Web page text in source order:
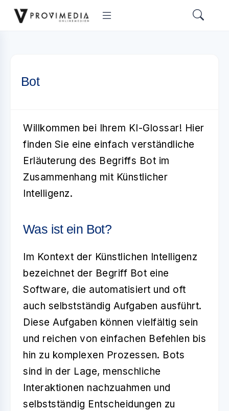
Bot
Willkommen bei Ihrem KI-Glossar! Hier
finden Sie eine einfach verständliche
Erläuterung des Begriffs Bot im
Zusammenhang mit Künstlicher
Intelligenz.
Was ist ein Bot?
Im Kontext der Künstlichen Intelligenz
bezeichnet der Begriff Bot eine
Software, die automatisiert und oft
auch selbstständig Aufgaben ausführt.
Diese Aufgaben können vielfältig sein
und reichen von einfachen Befehlen bis
hin zu komplexen Prozessen. Bots
sind in der Lage, menschliche
Interaktionen nachzuahmen und
selbstständig Entscheidungen zu